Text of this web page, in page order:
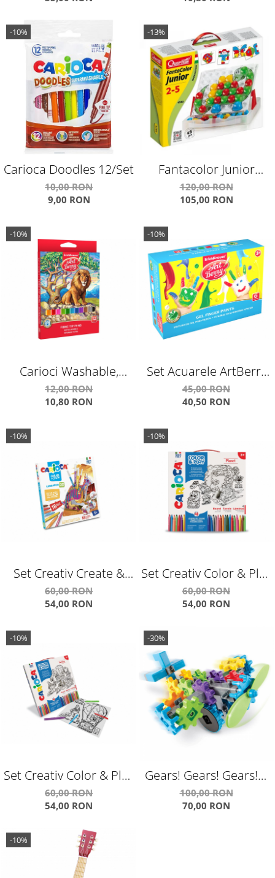
-10%
Carioca Doodles 12/Set
10,00 RON
9,00 RON
-13%
Fantacolor Junior
Q4190
120,00 RON
105,00 RON
-10%
Carioci Washable,
12/Set
12,00 RON
10,80 RON
-10%
Set Acuarele ArtBerry
Finger Paints cu Aloe
Vera
45,00 RON
40,50 RON
-10%
Set Creativ Create &
Color Carioca Cangur
3D
60,00 RON
54,00 RON
-10%
Set Creativ Color & Play
Carioca Planet
60,00 RON
54,00 RON
-10%
Set Creativ Color & Play
Carioca Fantasy
60,00 RON
54,00 RON
-30%
Gears! Gears! Gears!®
FlightGears™
100,00 RON
70,00 RON
-10%